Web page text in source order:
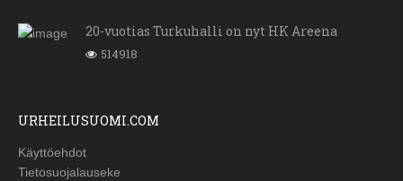
20-vuotias Turkuhalli on nyt HK Areena
514918
URHEILUSUOMI.COM
Käyttöehdot
Tietosuojalauseke